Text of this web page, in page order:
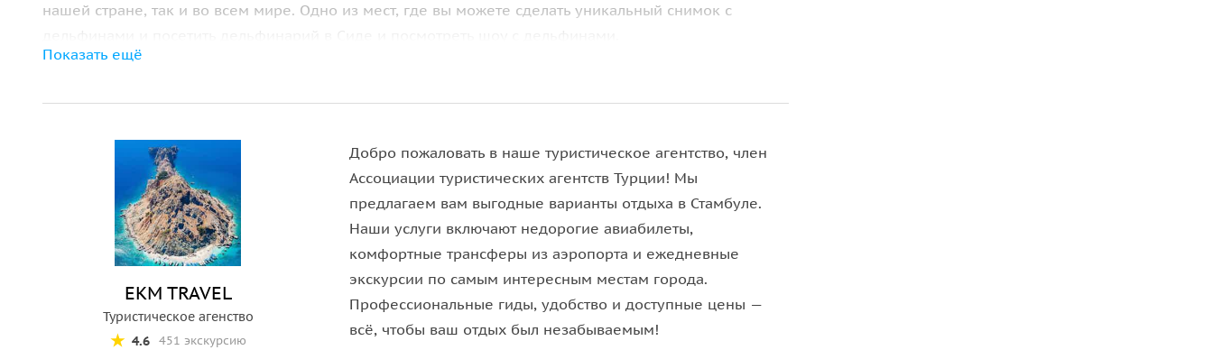
нашей стране, так и во всем мире. Одно из мест, где вы можете сделать уникальный снимок с
которые хотят поплавать с дельфинами и наблюдать за их акробатикой.
Показать ещё
EKM TRAVEL
Туристическое агенство
4.6
451 экскурсию
Добро пожаловать в наше туристическое агентство, член
Ассоциации туристических агентств Турции! Мы
предлагаем вам выгодные варианты отдыха в Стамбуле.
Наши услуги включают недорогие авиабилеты,
комфортные трансферы из аэропорта и ежедневные
экскурсии по самым интересным местам города.
Профессиональные гиды, удобство и доступные цены —
всё, чтобы ваш отдых был незабываемым!